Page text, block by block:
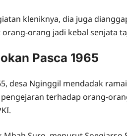
kleniknya, dia juga
orang jadi kebal senjata
Pasca 1965
desa Nginggil mendadak
terhadap orang-